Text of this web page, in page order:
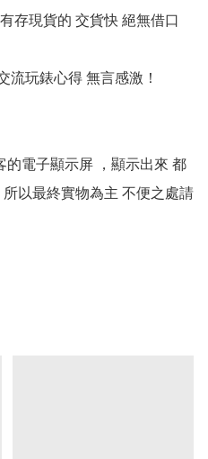
存現貨的 交貨快 絕無借口
流玩錶心得 無言感激！
的電子顯示屏 ，顯示出來 都
以最終實物為主 不便之處請